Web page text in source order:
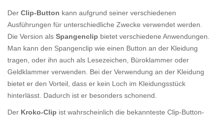
Der Clip-Button kann aufgrund seiner verschiedenen
Ausführungen für unterschiedliche Zwecke verwendet werden.
Die Version als Spangenclip bietet verschiedene Anwendungen.
Man kann den Spangenclip wie einen Button an der Kleidung
tragen, oder ihn auch als Lesezeichen, Büroklammer oder
Geldklammer verwenden. Bei der Verwendung an der Kleidung
bietet er den Vorteil, dass er kein Loch im Kleidungsstück
hinterlässt. Dadurch ist er besonders schonend.
Der Kroko-Clip ist wahrscheinlich die bekannteste Clip-Button-